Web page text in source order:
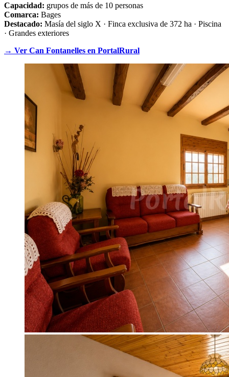
Capacidad: grupos de más de 10 personas
Comarca: Bages
Destacado: Masía del siglo X · Finca exclusiva de 372 ha · Piscina
· Grandes exteriores
→ Ver Can Fontanelles en PortalRural